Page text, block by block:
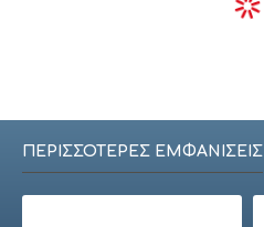
ΠΕΡΙΣΣΌΤΕΡΕΣ ΕΜΦΑΝΊΣΕΙΣ